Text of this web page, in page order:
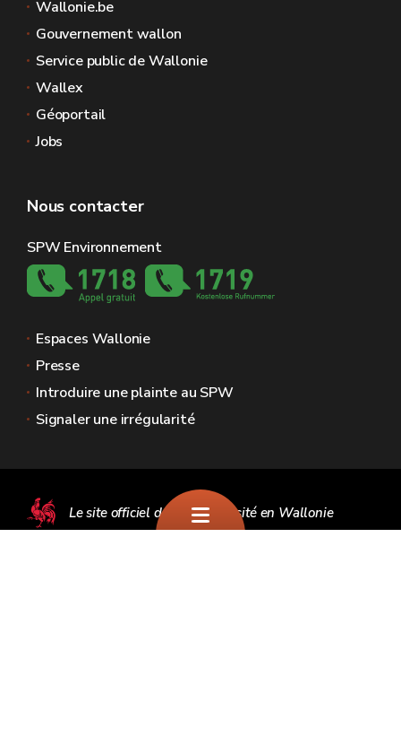
Wallonie.be
Gouvernement wallon
Service public de Wallonie
Wallex
Géoportail
Jobs
Nous contacter
SPW Environnement
Espaces Wallonie
Presse
Introduire une plainte au SPW
Signaler une irrégularité
Le site officiel de la biodiversité en Wallonie